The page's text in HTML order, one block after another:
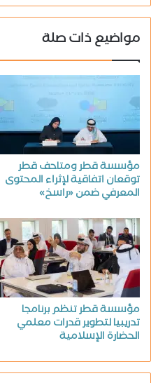
مواضيع ذات صلة
مؤسسة قطر ومتاحف قطر
توقعان اتفاقية لإثراء المحتوى
المعرفي ضمن «راسخ»
مؤسسة قطر تنظم برنامجا
تدريبيا لتطوير قدرات معلمي
الحضارة الإسلامية